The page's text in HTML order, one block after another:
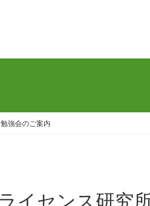
強会のご案内